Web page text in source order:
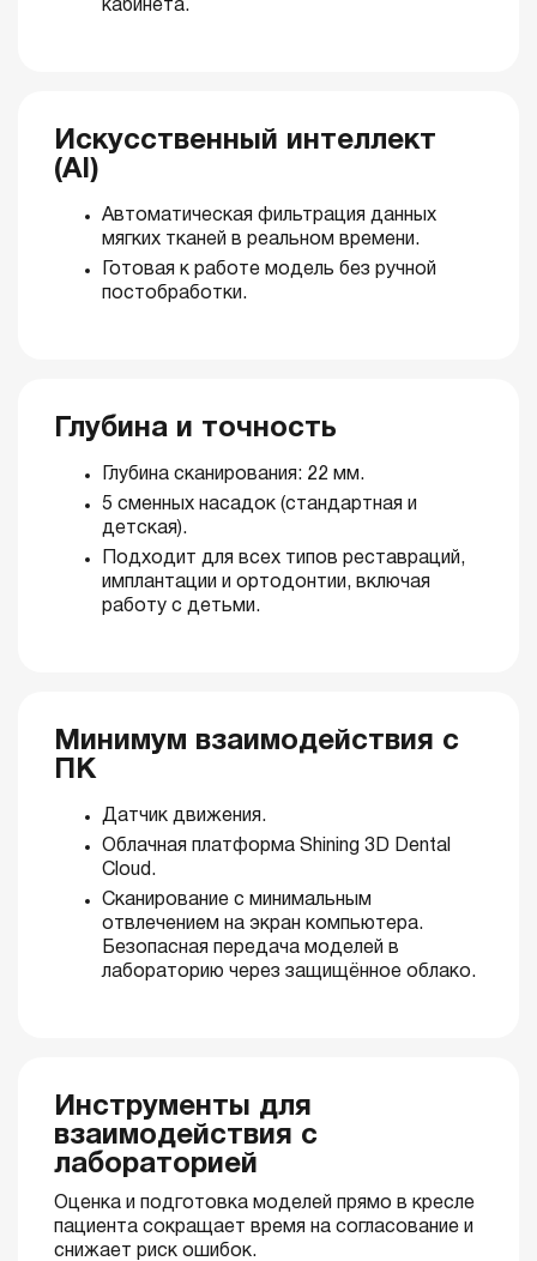
кабинета.
Искусственный интеллект
(AI)
Автоматическая фильтрация данных
мягких тканей в реальном времени.
Готовая к работе модель без ручной
постобработки.
Глубина и точность
Глубина сканирования: 22 мм.
5 сменных насадок (стандартная и
детская).
Подходит для всех типов реставраций,
имплантации и ортодонтии, включая
работу с детьми.
Минимум взаимодействия с
ПК
Датчик движения.
Облачная платформа Shining 3D Dental
Cloud.
Сканирование с минимальным
отвлечением на экран компьютера.
Безопасная передача моделей в
лабораторию через защищённое облако.
Инструменты для
взаимодействия с
лабораторией
Оценка и подготовка моделей прямо в кресле
пациента сокращает время на согласование и
снижает риск ошибок.